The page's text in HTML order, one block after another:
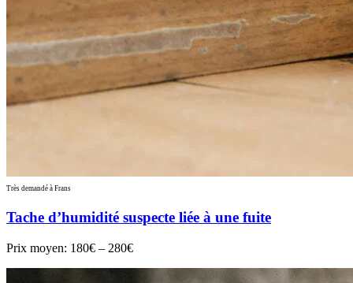
Très demandé à Frans
Tache d’humidité suspecte liée à une fuite
Prix moyen: 180€ – 280€